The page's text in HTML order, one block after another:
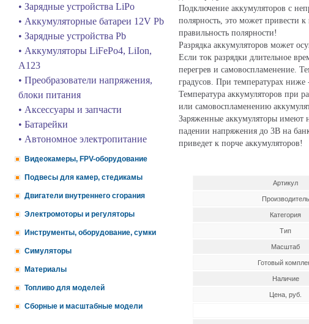
• Зарядные устройства LiPo
• Аккумуляторные батареи 12V Pb
• Зарядные устройства Pb
• Аккумуляторы LiFePo4, LiIon,
A123
• Преобразователи напряжения,
блоки питания
• Аксессуары и запчасти
• Батарейки
• Автономное электропитание
Видеокамеры, FPV-оборудование
Подвесы для камер, стедикамы
Двигатели внутреннего сгорания
Электромоторы и регуляторы
Инструменты, оборудование, сумки
Симуляторы
Материалы
Топливо для моделей
Сборные и масштабные модели
Подключение аккумуляторов с
полярность, это может привести
правильность полярности!
Разрядка аккумуляторов может
Если ток разрядки длительное
перегрев и самовоспламенение.
градусов. При температурах ниже
Температура аккумуляторов при
или самовоспламенению
Заряженные аккумуляторы имеют
падении напряжения до 3В на
приведет к порче аккумуляторов!
Артикул
Производитель
Категория
Тип
Масштаб
Готовый
Наличие
Цена, руб.